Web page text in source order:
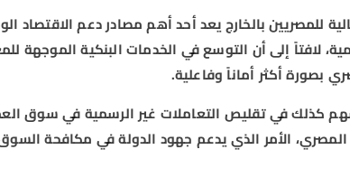
للمصريين بالخارج يعد أحد أهم مصادر دعم الاقتصاد
لافتاً إلى أن التوسع في الخدمات البنكية الموجهة
بصورة أكثر أماناً وفاعلية.
كذلك في تقليص التعاملات غير الرسمية في سوق
الأمر الذي يدعم جهود الدولة في مكافحة